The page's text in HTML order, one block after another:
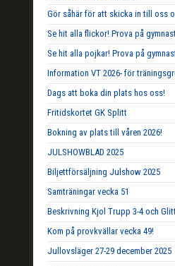
Gör såhär för att skicka in till oss
Se hit alla flickor! Prova på
Se hit alla pojkar! Prova på
Information VT 2026- för
Dags att boka din plats hos oss!
Fritidskortet GK Splitt
Bokning av plats till våren 2026!
JULSHOWBLAD 2025
Biljettförsäljning Julshow 2025
Samträningar vecka 51
Beskrivning Kjol Trupp 3-4 och
Kom på provkvällar vecka 49!
Jullovsläger 27-29 december 2025